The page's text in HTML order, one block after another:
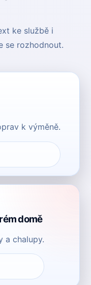
ke službě i
se rozhodnout.
k výměně.
domě
a chalupy.